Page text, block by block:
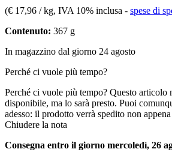
(€ 17,96 / kg, IVA 10% inclusa - spese di
Contenuto: 367 g
In magazzino dal giorno 24 agosto
Perché ci vuole più tempo?
Perché ci vuole più tempo? Questo articolo
disponibile, ma lo sarà presto. Puoi
adesso: il prodotto verrà spedito non
Chiudere la nota
Consegna entro il giorno mercoledì, 26